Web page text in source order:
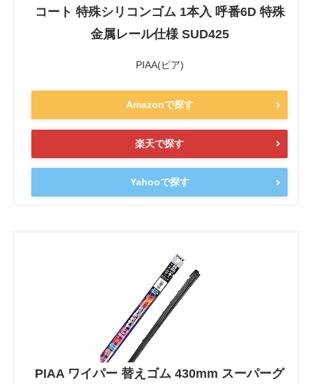
コート 特殊シリコンゴム 1本入 呼番6D 特殊
金属レール仕様 SUD425
PIAA(ピア)
Amazonで探す
楽天で探す
Yahooで探す
PIAA ワイパー 替えゴム 430mm スーパーグ